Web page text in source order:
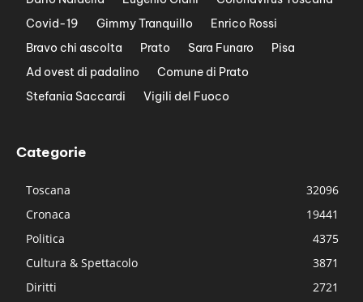
Covid-19
Gimmy Tranquillo
Enrico Rossi
Bravo chi ascolta
Prato Sara Funaro
Pisa
Ad ovest di padalino
Comune di Prato
Stefania Saccardi
Vigili del Fuoco
Categorie
Toscana
32096
Cronaca
19441
Politica
4375
Cultura & Spettacolo
3871
Diritti
2721